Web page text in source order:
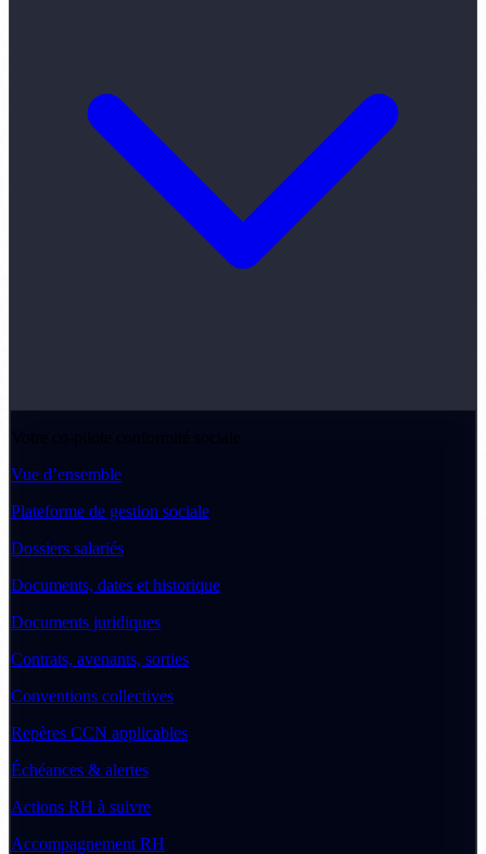
Votre co-pilote conformité sociale
Vue d’ensemble
Plateforme de gestion sociale
Dossiers salariés
Documents, dates et historique
Documents juridiques
Contrats, avenants, sorties
Conventions collectives
Repères CCN applicables
Échéances & alertes
Actions RH à suivre
Accompagnement RH